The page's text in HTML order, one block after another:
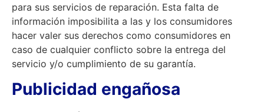
para sus servicios de reparación. Esta falta de
información imposibilita a las y los consumidores
hacer valer sus derechos como consumidores en
caso de cualquier conflicto sobre la entrega del
servicio y/o cumplimiento de su garantía.
Publicidad engañosa